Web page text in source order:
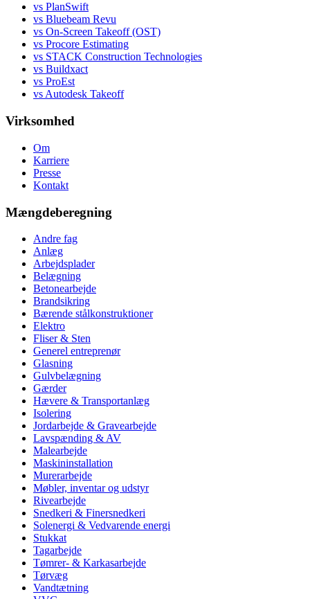
vs PlanSwift
vs Bluebeam Revu
vs On-Screen Takeoff (OST)
vs Procore Estimating
vs STACK Construction Technologies
vs Buildxact
vs ProEst
vs Autodesk Takeoff
Virksomhed
Om
Karriere
Presse
Kontakt
Mængdeberegning
Andre fag
Anlæg
Arbejdsplader
Belægning
Betonearbejde
Brandsikring
Bærende stålkonstruktioner
Elektro
Fliser & Sten
Generel entreprenør
Glasning
Gulvbelægning
Gærder
Hævere & Transportanlæg
Isolering
Jordarbejde & Gravearbejde
Lavspænding & AV
Malearbejde
Maskininstallation
Murerarbejde
Møbler, inventar og udstyr
Rivearbejde
Snedkeri & Finersnedkeri
Solenergi & Vedvarende energi
Stukkat
Tagarbejde
Tømrer- & Karkasarbejde
Tørvæg
Vandtætning